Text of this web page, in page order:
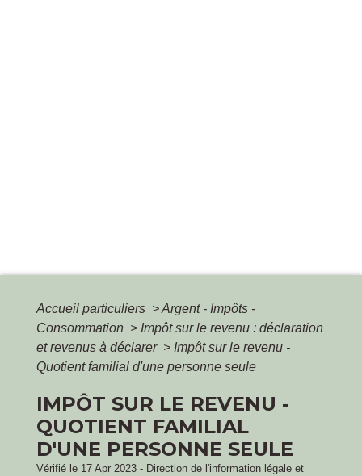
Accueil particuliers >Argent - Impôts -
Consommation > Impôt sur le revenu : déclaration
et revenus à déclarer > Impôt sur le revenu -
Quotient familial d'une personne seule
IMPÔT SUR LE REVENU -
QUOTIENT FAMILIAL
D'UNE PERSONNE SEULE
Vérifié le 17 Apr 2023 - Direction de l'information légale et